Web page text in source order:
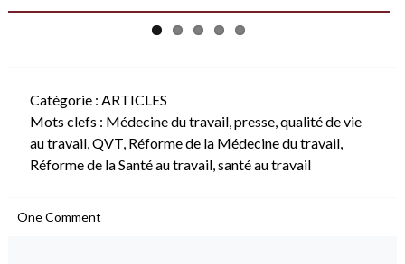
Catégorie : ARTICLES
Mots clefs : Médecine du travail, presse, qualité de vie
au travail, QVT, Réforme de la Médecine du travail,
Réforme de la Santé au travail, santé au travail
OneComment